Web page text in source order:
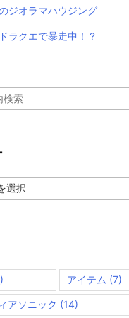
ジオラマハウジング
ラクエで暴走中！？
アイテム (7)
アソニック (14)